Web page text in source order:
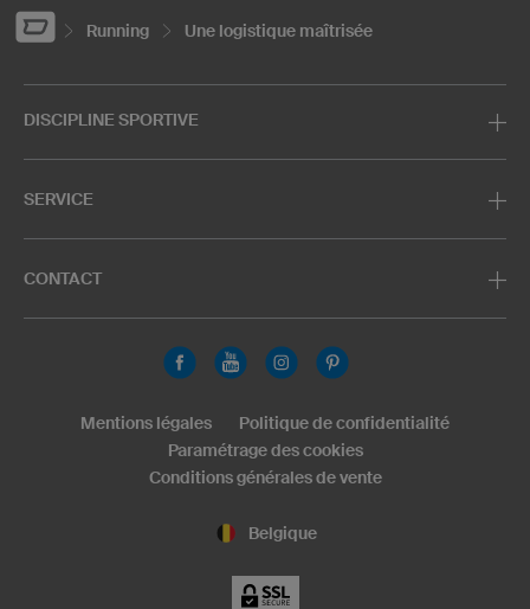
Running Une logistique maîtrisée
DISCIPLINE SPORTIVE
SERVICE
CONTACT
Belgique
Mentions légales
Politique de confidentialité
Paramétrage des cookies
Conditions générales de vente